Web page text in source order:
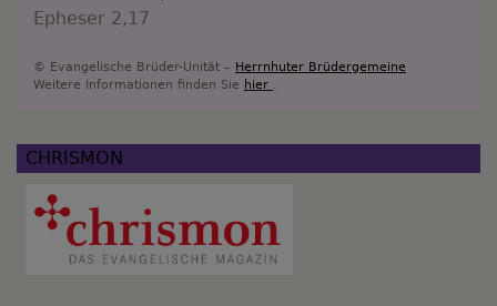
Epheser 2,17
© Evangelische Brüder-Unität – Herrnhuter Brüdergemeine
Weitere Informationen finden Sie hier .
CHRISMON